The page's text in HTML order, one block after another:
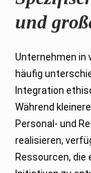
und
Unternehmen in
häufig
Integration
Während
Personal- und
realisieren,
Ressourcen,